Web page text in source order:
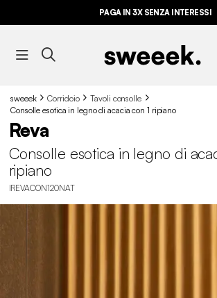
PAGA IN 3X SENZA INTERESSI
sweeek Corridoio
Tavoli consolle
Consolle esotica in legno di acacia con 1 ripiano
Reva
Consolle esotica in legno di
ripiano
IREVACON120NAT